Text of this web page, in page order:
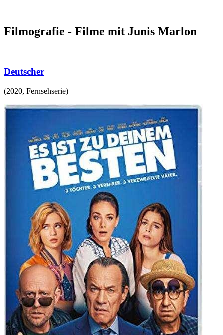
Filmografie - Filme mit Junis Marlon
Deutscher
(2020, Fernsehserie)